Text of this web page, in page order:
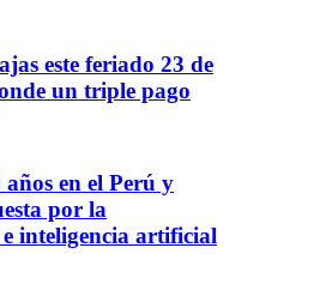
este feriado 23 de
un triple pago
en el Perú y
por la
inteligencia artificial